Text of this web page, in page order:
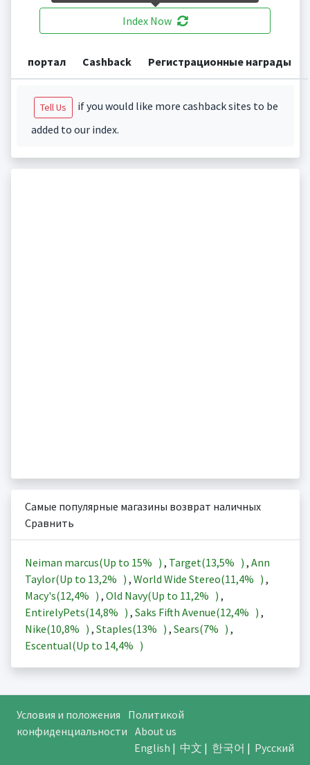
Index Now
портал Cashback Регистрационные награды
Tell Us
if you would like more cashback sites to be
added to our index.
Самые популярные магазины возврат наличных
Сравнить
Neiman marcus(Up to 15% ) , Target(13,5% ) , Ann
Taylor(Up to 13,2% ) , World Wide Stereo(11,4% ) ,
Macy's(12,4% ) , Old Navy(Up to 11,2% ) ,
EntirelyPets(14,8% ) , Saks Fifth Avenue(12,4% ) ,
Nike(10,8% ) , Staples(13% ) , Sears(7% ) ,
Escentual(Up to 14,4% )
Условия и положения
Политикой
конфиденциальности About us
English | 中文 | 한국어 | Русский